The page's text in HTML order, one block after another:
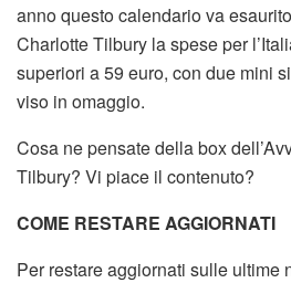
anno questo calendario va
Charlotte Tilbury la spese per
superiori a 59 euro, con due mini
viso in omaggio.
Cosa ne pensate della box
Tilbury? Vi piace il contenuto?
COME RESTARE AGGIORNATI
Per restare aggiornati sulle ultime